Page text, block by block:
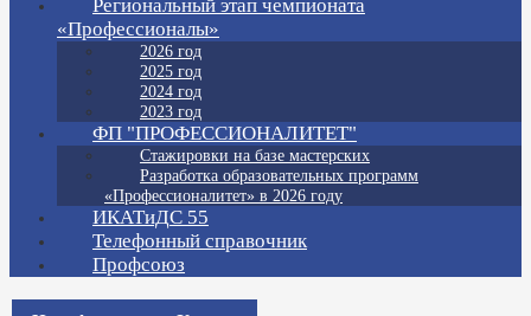
Региональный этап чемпионата
«Профессионалы»
2026 год
2025 год
2024 год
2023 год
ФП "ПРОФЕССИОНАЛИТЕТ"
Стажировки на базе мастерских
Разработка образовательных программ
«Профессионалитет» в 2026 году
ИКАТиДС 55
Телефонный справочник
Профсоюз